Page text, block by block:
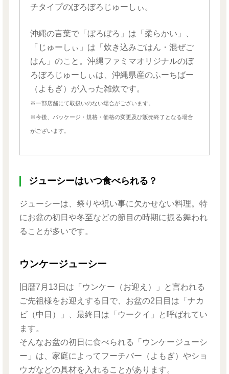
チタイプのぼろぼろじゅーしぃ。
沖縄の言葉で「ぼろぼろ」は「柔らかい」、
「じゅーしぃ」は「炊き込みごはん・混ぜご
はん」のこと。沖縄ファミマオリジナルのぼ
ろぼろじゅーしぃは、沖縄県産のふーちばー
（よもぎ）が入った雑炊です。
※一部店舗にて取扱いのない場合がございます。
※今後、パッケージ・規格・価格の変更及び販売終了となる場合
がございます。
ジューシーはいつ食べられる？
ジューシーは、祭りや祝い事に欠かせない料理。特
にお盆の初日や冬至などの節目の時期に振る舞われ
ることが多いです。
ウンケージューシー
旧暦7月13日は「ウンケー（お迎え）」と言われる
ご先祖様をお迎えする日で、お盆の2日目は「ナカ
ビ（中日）」、最終日は「ウークイ」と呼ばれてい
ます。
そんなお盆の初日に食べられる「ウンケージューシ
ー」は、家庭によってフーチバー（よもぎ）やショ
ウガなどの具材を入れることがあります。